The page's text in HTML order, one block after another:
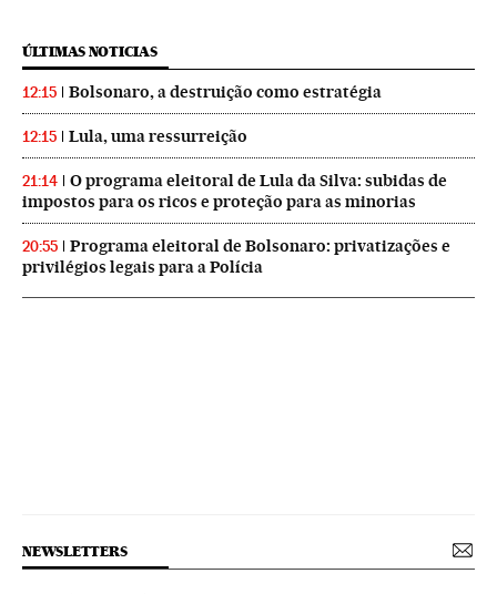
ÚLTIMAS NOTICIAS
12:15 Bolsonaro, a destruição como estratégia
12:15 Lula, uma ressurreição
21:14
O programa eleitoral de Lula da Silva: subidas de
impostos para os ricos e proteção para as minorias
20:55
Programa eleitoral de Bolsonaro: privatizações e
privilégios legais para a Polícia
NEWSLETTERS